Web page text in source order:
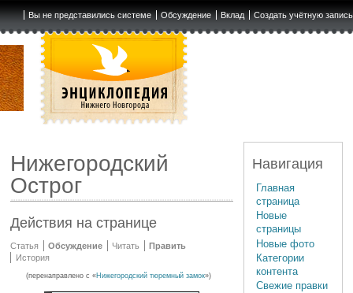
Вы не представились системе Обсуждение Вклад Создать учётную запись
Нижегородский
Острог
Действия на странице
Статья Обсуждение Читать
Править
История
(перенаправлено с «Нижегородский тюремный замок»)
Навигация
Главная
страница
Новые
страницы
Новые фото
Категории
контента
Свежие правки